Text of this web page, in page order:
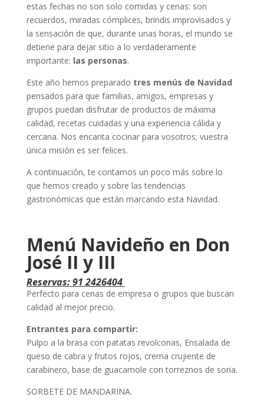
estas fechas no son solo comidas y cenas: son
recuerdos, miradas cómplices, brindis improvisados y
la sensación de que, durante unas horas, el mundo se
detiene para dejar sitio a lo verdaderamente
importante: las personas.
Este año hemos preparado tres menús de Navidad
pensados para que familias, amigos, empresas y
grupos puedan disfrutar de productos de máxima
calidad, recetas cuidadas y una experiencia cálida y
cercana. Nos encanta cocinar para vosotros; vuestra
única misión es ser felices.
A continuación, te contamos un poco más sobre lo
que hemos creado y sobre las tendencias
gastronómicas que están marcando esta Navidad.
Menú Navideño en Don
José II y III
Reservas: 91 2426404
Perfecto para cenas de empresa o grupos que buscan
calidad al mejor precio.
Entrantes para compartir:
Pulpo a la brasa con patatas revolconas, Ensalada de
queso de cabra y frutos rojos, crema crujiente de
carabinero, base de guacamole con torreznos de soria.
SORBETE DE MANDARINA.